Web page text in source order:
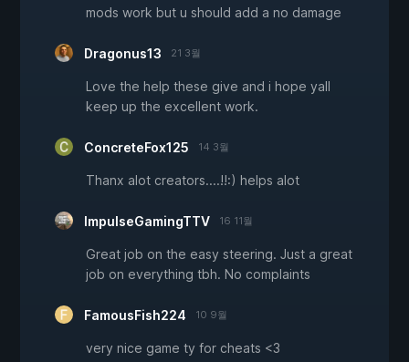
mods work but u should add a no damage
Dragonus13 21 3월
Love the help these give and i hope yall
keep up the excellent work.
ConcreteFox125 14 3월
Thanx alot creators....!!:) helps alot
ImpulseGamingTTV 16 11월
Great job on the easy steering. Just a great
job on everything tbh. No complaints
FamousFish224 10 9월
very nice game ty for cheats <3